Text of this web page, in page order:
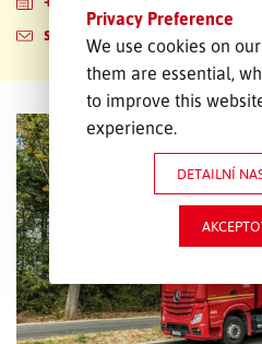
sales@mwlogistica.com
Privacy Preference
We use cookies on
them are essential,
to improve this
experience.
DETAILNÍ